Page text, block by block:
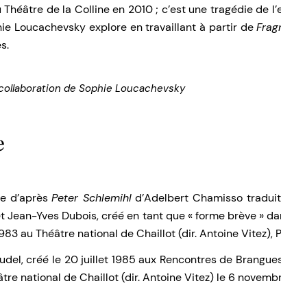
de la Colline en 2010 ; c’est une tragédie de
Loucachevsky explore en travaillant à partir de
de Sophie Loucachevsky
d’aprèsPeter Schlemihld’Adelbert Chamisso
Jean-Yves Dubois, créé en tant que « forme brève »
au Théâtre national de Chaillot (dir. Antoine Vitez),
créé le 20 juillet 1985 aux Rencontres de
national de Chaillot (dir. Antoine Vitez) le 6